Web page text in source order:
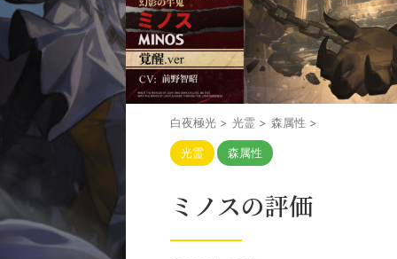
白夜極光 > 光霊 > 森属性 >
光霊 森属性
ミノスの評価